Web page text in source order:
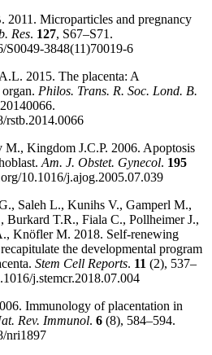
2011. Microparticles and pregnancy
Res. 127, S67–S71.
S0049-3848(11)70019-6
2015. The placenta: A
Philos. Trans. R. Soc. Lond. B.
rstb.2014.0066
Kingdom J.C.P. 2006. Apoptosis
Am. J. Obstet. Gynecol. 195
10.1016/j.ajog.2005.07.039
Saleh L., Kunihs V., Gamperl M.,
T.R., Fiala C., Pollheimer J.,
Knöfler M. 2018. Self-renewing
the developmental program
Stem Cell Reports. 11 (2), 537–
j.stemcr.2018.07.004
Immunology of placentation in
Rev. Immunol. 6 (8), 584–594.
nri1897